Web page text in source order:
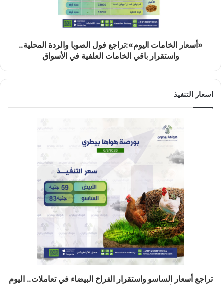
«أسعار الخامات اليوم»:تراجع فول الصويا والردة المحلية..
واستقرار باقي الخامات العلفية في الأسواق
اسعار التنفيذ
تراجع أسعار الساسو واستقرار الفراخ البيضاء في تعاملات.. اليوم